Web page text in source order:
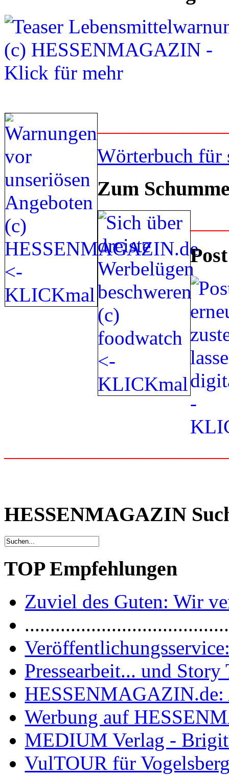
Wörterbuch
Zum
HESSENMAGAZIN
TOP Empfehlungen
Zuviel des Guten: Wir
Pressearbeit... und
HESSENMAGAZIN.de:
Werbung auf
MEDIUM Verlag -
VulTOUR für